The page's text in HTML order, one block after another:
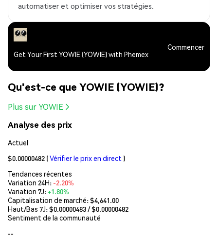
automatiser et optimiser vos stratégies.
Get Your First YOWIE (YOWIE) with Phemex
Commencer
Qu'est-ce que YOWIE (YOWIE)?
Plus sur YOWIE
Analyse des prix
Actuel
$0.00000482 (Vérifier le prix en direct )
Tendances récentes
Variation 24H: -2.20%
Variation 7J:+1.80%
Capitalisation de marché:$4,641.00
Haut/Bas 7J: $0.00000483/ $0.00000482
Sentiment de la communauté
--